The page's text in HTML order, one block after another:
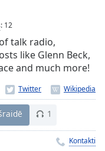
: 12
talk radio,
like Glenn Beck,
and much more!
1
Kontakti